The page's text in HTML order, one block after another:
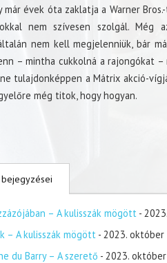
évek óta zaklatja a Warner
nem szívesen szolgál.
nem kell megjelenniük, bár
– mintha cukkolná a rajongókat
tulajdonképpen a Mátrix akció-
még titok, hogy hogyan.
– A kulisszák mögött -
A kulisszák mögött - 2023. október
du Barry – A szerető - 2023.